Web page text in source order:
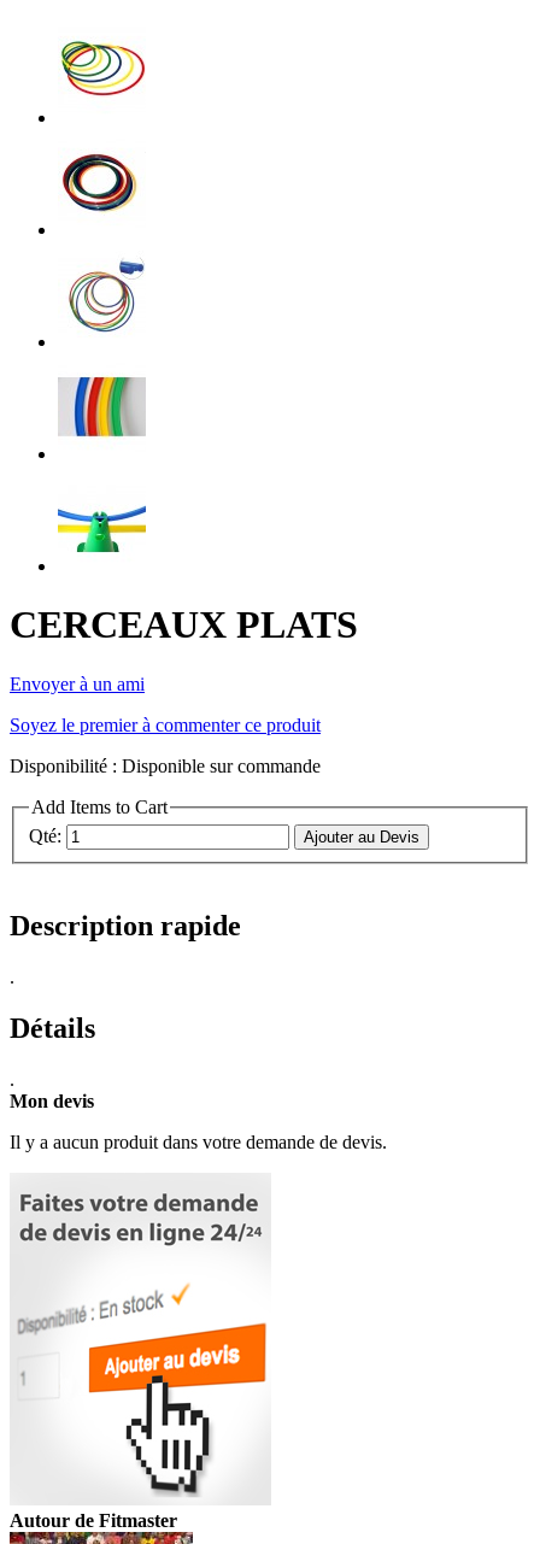
CERCEAUX PLATS
Envoyer à un ami
Soyez le premier à commenter ce produit
Disponibilité : Disponible sur commande
Add Items to Cart
Qté:
Ajouter au Devis
Description rapide
.
Détails
.
Mon devis
Il y a aucun produit dans votre demande de devis.
Autour de Fitmaster